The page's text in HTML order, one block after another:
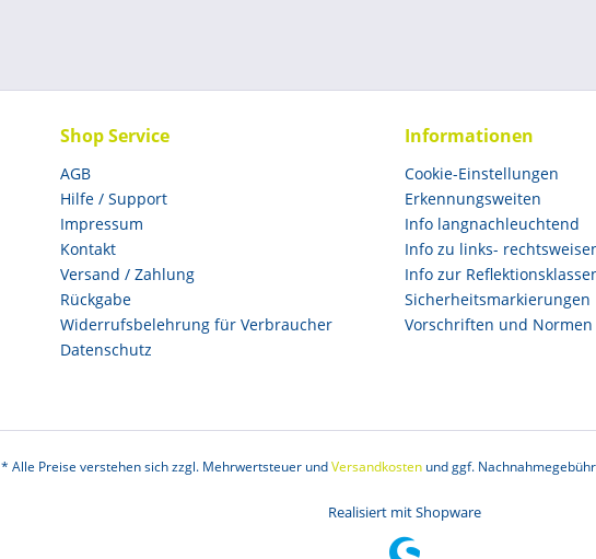
Shop Service
AGB
Hilfe / Support
Impressum
Kontakt
Versand / Zahlung
Rückgabe
Widerrufsbelehrung für Verbraucher
Datenschutz
Informationen
Cookie-Einstellungen
Erkennungsweiten
Info langnachleuchtend
Info zu links-
Info zur
Sicherheitsmarkierungen
Vorschriften und Normen
* Alle Preise verstehen sich zzgl. Mehrwertsteuer undVersandkosten und ggf.
Realisiert mit Shopware